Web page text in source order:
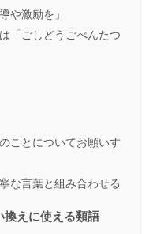
や激励を」
「ごしどうごべんたつ
ことについてお願いす
な言葉と組み合わせる
換えに使える類語